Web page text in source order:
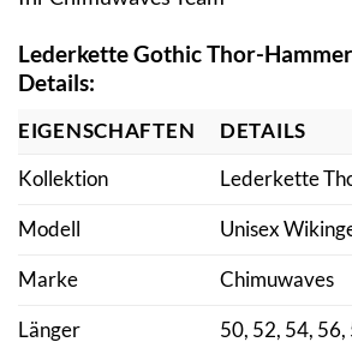
Lederkette Gothic Thor-
Details:
EIGENSCHAFTEN
DETAILS
Kollektion
Lederkette
Modell Unisex
Marke Chimuwaves
Länger 50, 52, 54, 56,